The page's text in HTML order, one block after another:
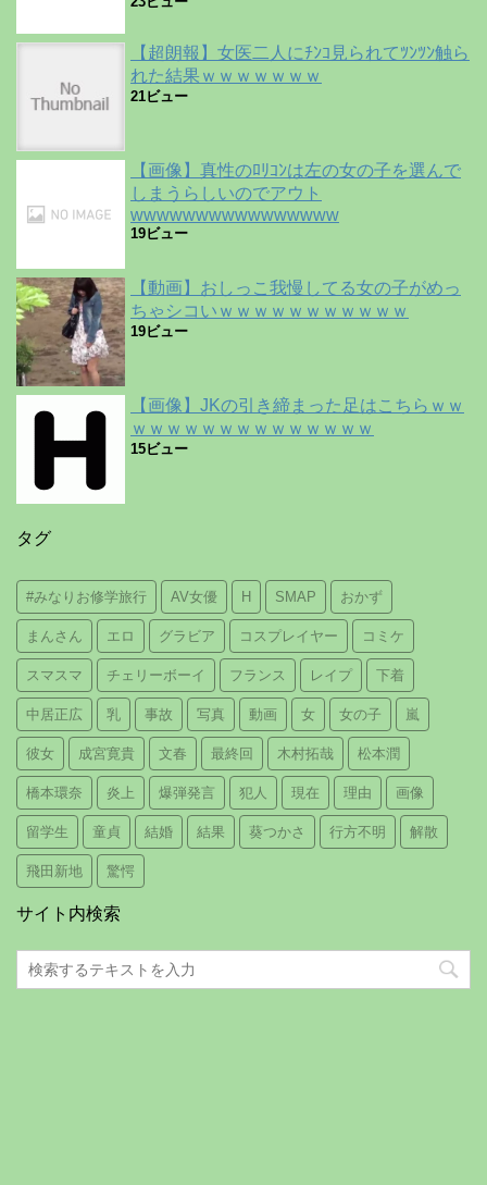
【超朗報】女医二人にﾁﾝｺ見られてﾂﾝﾂﾝ触ら
れた結果ｗｗｗｗｗｗｗ
21ビュー
【画像】真性のﾛﾘｺﾝは左の女の子を選んで
しまうらしいのでアウト
wwwwwwwwwwwwwwww
19ビュー
【動画】おしっこ我慢してる女の子がめっ
ちゃシコいｗｗｗｗｗｗｗｗｗｗｗ
19ビュー
【画像】JKの引き締まった足はこちらｗｗ
ｗｗｗｗｗｗｗｗｗｗｗｗｗｗ
15ビュー
タグ
#みなりお修学旅行 AV女優 H SMAP おかず
まんさん エロ グラビア コスプレイヤー コミケ
スマスマ チェリーボーイ フランス レイプ 下着
中居正広 乳 事故 写真 動画 女 女の子 嵐
彼女 成宮寛貴 文春 最終回 木村拓哉 松本潤
橋本環奈 炎上 爆弾発言 犯人 現在 理由 画像
留学生 童貞 結婚 結果 葵つかさ 行方不明 解散
飛田新地 驚愕
サイト内検索